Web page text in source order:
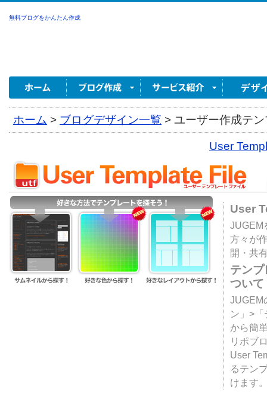
無料ブログをかんたん作成
ホーム > ブログデザイン一覧 > ユーザー作成テ
User
User
JUGEM
方々が
開・共
テン
ついて
JUGEM
ン」>
から簡
リポブ
User
るテン
けます